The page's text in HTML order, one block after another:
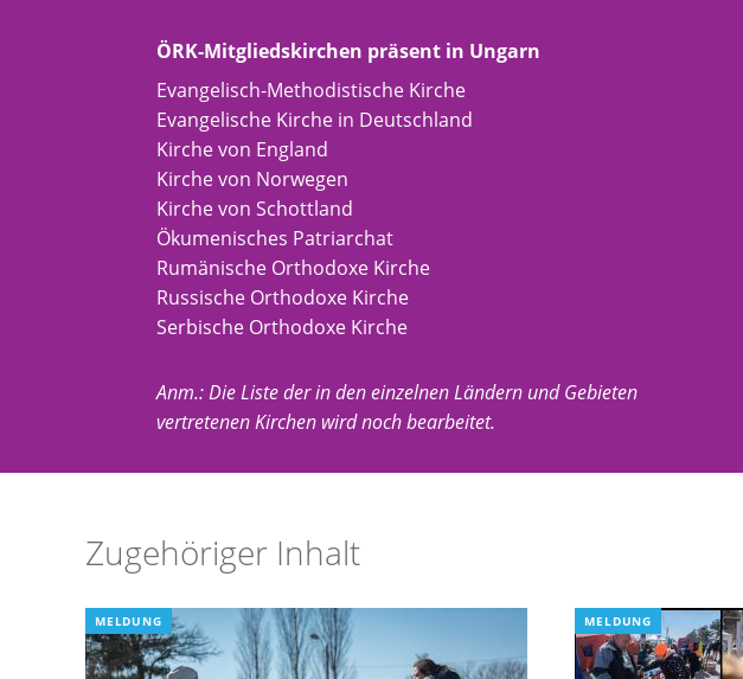
ÖRK-Mitgliedskirchen präsent in Ungarn
Evangelisch-Methodistische Kirche
Evangelische Kirche in Deutschland
Kirche von England
Kirche von Norwegen
Kirche von Schottland
Ökumenisches Patriarchat
Rumänische Orthodoxe Kirche
Russische Orthodoxe Kirche
Serbische Orthodoxe Kirche
Anm.: Die Liste der in den einzelnen Ländern und Gebieten
vertretenen Kirchen wird noch bearbeitet.
Zugehöriger Inhalt
MELDUNG MELDUNG